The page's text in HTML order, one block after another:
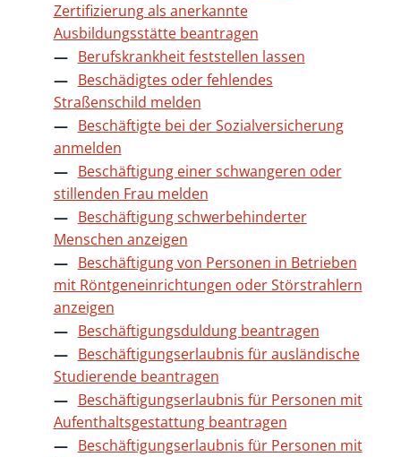
Zertifizierung als anerkannte
Ausbildungsstätte beantragen
Berufskrankheit feststellen lassen
Beschädigtes oder fehlendes
Straßenschild melden
Beschäftigte bei der Sozialversicherung
anmelden
Beschäftigung einer schwangeren oder
stillenden Frau melden
Beschäftigung schwerbehinderter
Menschen anzeigen
Beschäftigung von Personen in Betrieben
mit Röntgeneinrichtungen oder Störstrahlern
anzeigen
Beschäftigungsduldung beantragen
Beschäftigungserlaubnis für ausländische
Studierende beantragen
Beschäftigungserlaubnis für Personen mit
Aufenthaltsgestattung beantragen
Beschäftigungserlaubnis für Personen mit